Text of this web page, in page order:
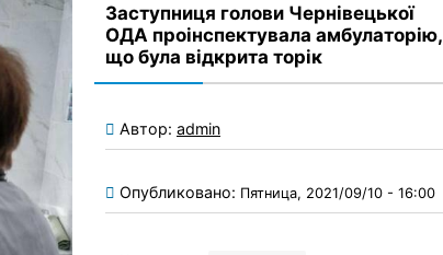
Заступниця голови Чернівецької
ОДА проінспектувала амбулаторію,
що була відкрита торік
Автор: admin
Опубликовано: Пятница, 2021/09/10 - 16:00